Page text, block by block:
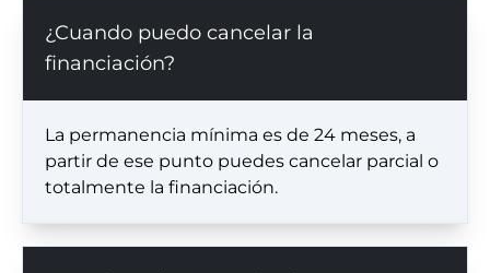
¿Cuando puedo cancelar la
financiación?
La permanencia mínima es de 24 meses, a
partir de ese punto puedes cancelar parcial o
totalmente la financiación.